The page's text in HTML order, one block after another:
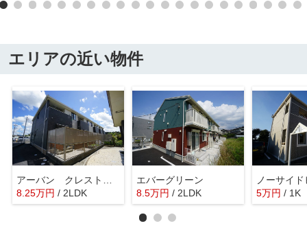
エリアの近い物件
8.25万円 / 2LDK
エバーグリーン
8.5万円 / 2LDK
ノーサイド
5万円 / 1K